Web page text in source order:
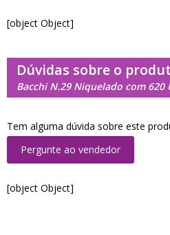
[object Object]
Dúvidas sobre o
Bacchi N.29 Niquelado com 620
Tem alguma dúvida sobre este
Pergunte ao vendedor
[object Object]